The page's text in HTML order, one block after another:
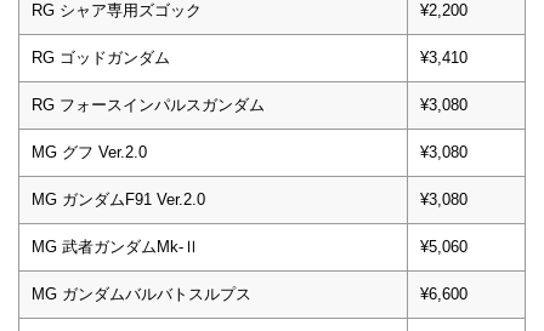
RG シャア専用ズゴック ¥2,200
RG ゴッドガンダム ¥3,410
RG フォースインパルスガンダム ¥3,080
MG グフ Ver.2.0 ¥3,080
MG ガンダムF91 Ver.2.0 ¥3,080
MG 武者ガンダムMk-Ⅱ ¥5,060
MG ガンダムバルバトスルプス ¥6,600